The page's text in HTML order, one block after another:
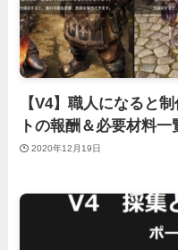
【V4】職人になると
トの報酬＆必要材料一
2020年12月19日